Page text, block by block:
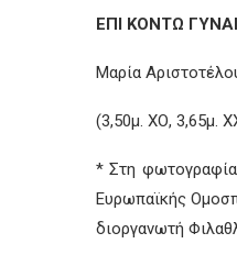
ΕΠΙ ΚΟΝΤΩ
Μαρία
(3,50μ. ΧΟ, 3,65μ.
* Στη
Ευρωπαϊκής
διοργανωτή